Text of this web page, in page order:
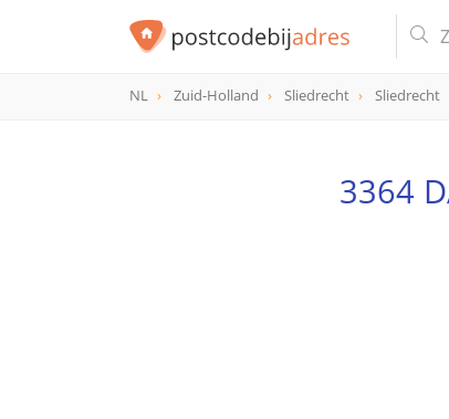
NL Zuid-Holland Sliedrecht Sliedrecht
3364